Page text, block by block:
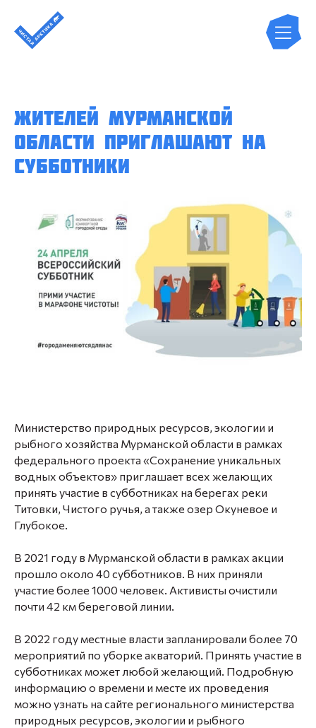
Жителей Мурманской
области приглашают на
субботники
Министерство природных ресурсов, экологии и
рыбного хозяйства Мурманской области в рамках
федерального проекта «Сохранение уникальных
водных объектов» приглашает всех желающих
принять участие в субботниках на берегах реки
Титовки, Чистого ручья, а также озер Окуневое и
Глубокое.
В 2021 году в Мурманской области в рамках акции
прошло около 40 субботников. В них приняли
участие более 1000 человек. Активисты очистили
почти 42 км береговой линии.
В 2022 году местные власти запланировали более 70
мероприятий по уборке акваторий. Принять участие в
субботниках может любой желающий. Подробную
информацию о времени и месте их проведения
можно узнать на сайте регионального министерства
природных ресурсов, экологии и рыбного